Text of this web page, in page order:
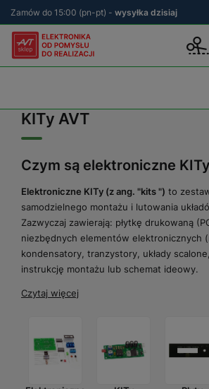
Zamów do 15:00 (pn-pt) - wysyłka dzisiaj
KITy AVT
Czym są elektroniczne
Elektroniczne KITy (z ang. "kits ") to
samodzielnego montażu i lutowania
Zazwyczaj zawierają: płytkę drukowaną
niezbędnych elementów elektronicznych
kondensatory, tranzystory, układy scalone,
instrukcję montażu lub schemat ideowy.
Czytaj więcej